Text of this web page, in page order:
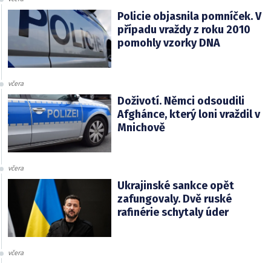
Policie objasnila pomníček. V
případu vraždy z roku 2010
pomohly vzorky DNA
včera
Doživotí. Němci odsoudili
Afghánce, který loni vraždil v
Mnichově
včera
Ukrajinské sankce opět
zafungovaly. Dvě ruské
rafinérie schytaly úder
včera